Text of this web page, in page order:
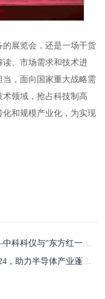
展览会，还是一场干货
、市场需求和技术进
，面向国家重大战略需
领域，抢占科技制高
和规模产业化，为实现
“东方红一号”的峥嵘岁月
力半导体产业蓬勃发展